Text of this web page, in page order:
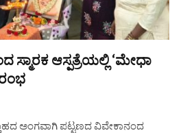
ಸ್ಮಾರಕ ಆಸ್ಪತ್ರೆಯಲ್ಲಿ ‘ಮೇಧಾ
ಅಂಗವಾಗಿ ಪಟ್ಟಣದ ವಿವೇಕಾನಂದ